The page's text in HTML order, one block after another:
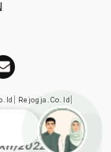
Rejogja.co.id
Pers
2022